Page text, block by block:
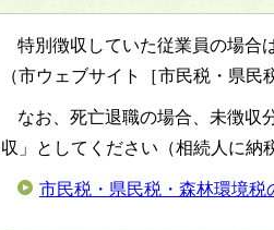
特別徴収していた従業員の場合
（市ウェブサイト［市民税・県
なお、死亡退職の場合、未徴収
収」としてください（相続人に納
市民税・県民税・森林環境税